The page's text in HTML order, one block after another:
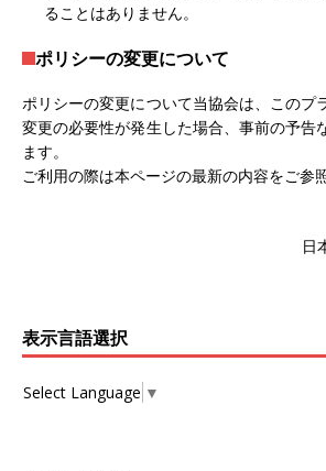
ることはありません。
ポリシーの変更について
ポリシーの変更について当協会は、このプ
変更の必要性が発生した場合、事前の予告
ます。
ご利用の際は本ページの最新の内容をご参
日
表示言語選択
Select Language ▼